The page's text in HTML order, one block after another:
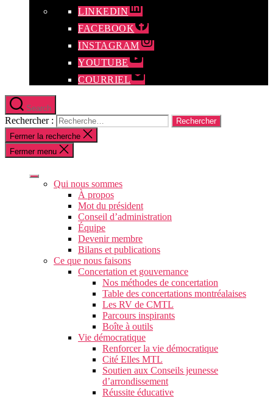
LINKEDIN
FACEBOOK
INSTAGRAM
YOUTUBE
COURRIEL
Search
Rechercher :
Fermer la recherche
Fermer menu
Qui nous sommes
À propos
Mot du président
Conseil d’administration
Équipe
Devenir membre
Bilans et publications
Ce que nous faisons
Concertation et gouvernance
Nos méthodes de concertation
Table des concertations montréalaises
Les RV de CMTL
Parcours inspirants
Boîte à outils
Vie démocratique
Renforcer la vie démocratique
Cité Elles MTL
Soutien aux Conseils jeunesse
d’arrondissement
Réussite éducative